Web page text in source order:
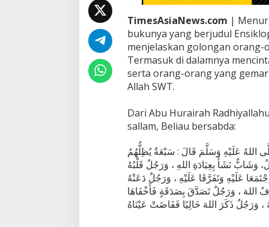
i
l
n
d
u
n
g
l
h
W
T
TimesAsiaNews.com |
bukunya yang berjudul
menjelaskan golongan orang-
Termasuk di dalamnya
serta orang-orang yang
Allah SWT.
Dari Abu Hurairah
sallam, Beliau bersabda:
اللهُ عَلَيْهِ وَسَلَّمَ قَالَ : سَبْعَةٌ يُظِلُّهُمُ
وَشَابٌّ نَشَأَ بِعِبَادَةِ اللهِ ، وَرَجُلٌ قَلْبُهُ
عَلَيْهِ وَتَفَرَّقَا عَلَيْهِ ، وَرَجُلٌ دَعَتْهُ
اللهَ ، وَرَجُلٌ تَصَدَّقَ بِصَدَقَةٍ فَأَخْفَاهَا
، وَرَجُلٌ ذَكَرَ اللهَ خَالِيًا فَفَاضَتْ عَيْنَاهُ